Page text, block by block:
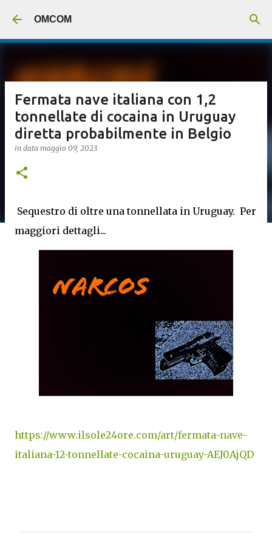
OMCOM
Fermata nave italiana con 1,2
tonnellate di cocaina in Uruguay
diretta probabilmente in Belgio
in data maggio 09, 2023
Sequestro di oltre una tonnellata in Uruguay. Per
maggiori dettagli...
https://www.ilsole24ore.com/art/fermata-nave-
italiana-12-tonnellate-cocaina-uruguay-AEJ0AjQD